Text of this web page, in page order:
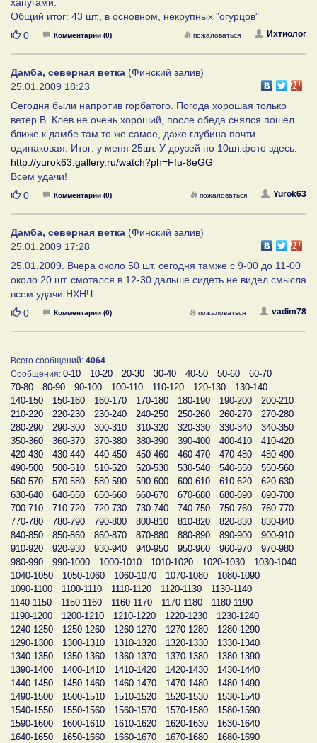
Общий итог: 43 шт., в основном, некрупных "огурцов"
Нравится
0 Комментарии (0) Ихтиолог
пожаловаться
Дамба, северная ветка (Финский залив)
25.01.2009 18:23
Сегодня были напротив горбатого. Погода хорошая только
ветер В. Клев не очень хороший, после обеда снялся пошел
ближе к дамбе там то же самое, даже глубина почти
одинаковая. Итог: у меня 25шт. У друзей по 10шт.фото здесь:
http://yurok63.gallery.ru/watch?ph=Ffu-8eGG
Всем удачи!
Нравится
0 Комментарии (0) Yurok63
пожаловаться
Дамба, северная ветка (Финский залив)
25.01.2009 17:28
25.01.2009. Вчера около 50 шт. сегодня тамже с 9-00 до 11-00
около 20 шт. смотался в 12-30 дальше сидеть не видел смысла
всем удачи НХНЧ.
Нравится
0 Комментарии (0) vadim78
пожаловаться
Всего сообщений: 4064
Сообщения: 0-10 10-20 20-30 30-40 40-50 50-60
60-70
70-80
80-90 90-100 100-110 110-120 120-130
130-140
140-150
150-160 160-170 170-180 180-190 190-200
200-210
210-220
220-230 230-240 240-250 250-260 260-270
270-280
280-290
290-300 300-310 310-320 320-330 330-340
340-350
350-360
360-370 370-380 380-390 390-400 400-410
410-420
420-430
430-440 440-450 450-460 460-470 470-480
480-490
490-500
500-510 510-520 520-530 530-540 540-550
550-560
560-570
570-580 580-590 590-600 600-610 610-620
620-630
630-640
640-650 650-660 660-670 670-680 680-690
690-700
700-710
710-720 720-730 730-740 740-750 750-760
760-770
770-780
780-790 790-800 800-810 810-820 820-830
830-840
840-850
850-860 860-870 870-880 880-890 890-900
900-910
910-920
920-930 930-940 940-950 950-960 960-970
970-980
980-990
990-1000 1000-1010 1010-1020 1020-1030
1030-1040
1040-1050
1050-1060 1060-1070 1070-1080
1080-1090
1090-1100
1100-1110 1110-1120 1120-1130
1130-1140
1140-1150
1150-1160 1160-1170 1170-1180
1180-1190
1190-1200
1200-1210 1210-1220 1220-1230
1230-1240
1240-1250
1250-1260 1260-1270 1270-1280
1280-1290
1290-1300
1300-1310 1310-1320 1320-1330
1330-1340
1340-1350
1350-1360 1360-1370 1370-1380
1380-1390
1390-1400
1400-1410 1410-1420 1420-1430
1430-1440
1440-1450
1450-1460 1460-1470 1470-1480
1480-1490
1490-1500
1500-1510 1510-1520 1520-1530
1530-1540
1540-1550
1550-1560 1560-1570 1570-1580
1580-1590
1590-1600
1600-1610 1610-1620 1620-1630
1630-1640
1640-1650
1650-1660 1660-1670 1670-1680
1680-1690